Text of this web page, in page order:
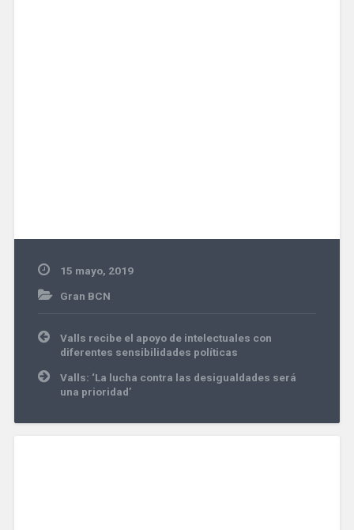
15 mayo, 2019
Gran BCN
Navegación
de
entradas
Valls recibe el apoyo de intelectuales con
diferentes sensibilidades políticas
Valls: ‘La lucha contra las desigualdades será
una prioridad’